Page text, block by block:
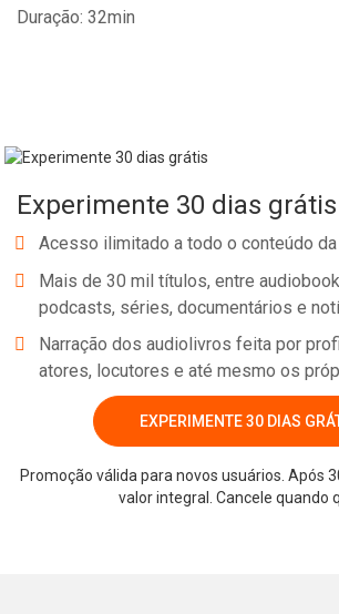
Duração: 32min
Experimente 30 dias grátis
Acesso ilimitado a todo o conteúdo
Mais de 30 mil títulos, entre
podcasts, séries, documentários e
Narração dos audiolivros feita por
atores, locutores e até mesmo os
EXPERIMENTE 30 DIAS
Promoção válida para novos usuários. Após
valor integral. Cancele quando
Whatsapp Facebook Twitter